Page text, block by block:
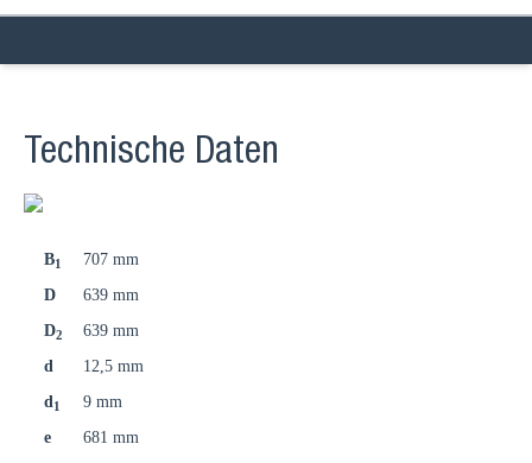
Technische Daten
B1
707 mm
D
639 mm
D2
639 mm
d
12,5 mm
d1
9 mm
e
681 mm